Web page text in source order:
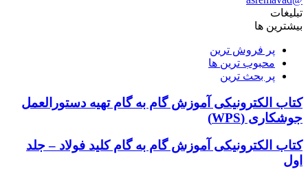
تبلیغات
بیشترین ها
پر فروش ترین
محبوب ترین ها
پر بحث ترین
کتاب الکترونیکی آموزش گام به گام تهیه دستورالعمل
جوشکاری (WPS)
کتاب الکترونیکی آموزش گام به گام کلید فولاد – جلد
اول